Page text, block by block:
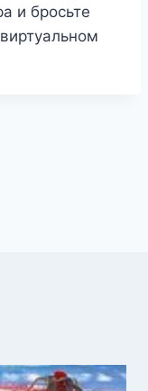
и бросьте